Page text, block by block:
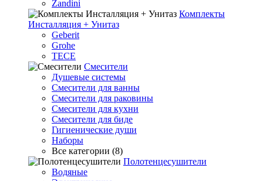
Zandini
Комплекты
Инсталляция + Унитаз
Geberit
Grohe
TECE
Смесители
Душевые системы
Смесители для ванны
Смесители для раковины
Смесители для кухни
Смесители для биде
Гигиенические души
Наборы
Все категории (8)
Полотенцесушители
Водяные